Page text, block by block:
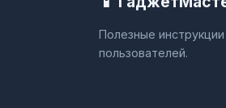
Полезные
пользователей.